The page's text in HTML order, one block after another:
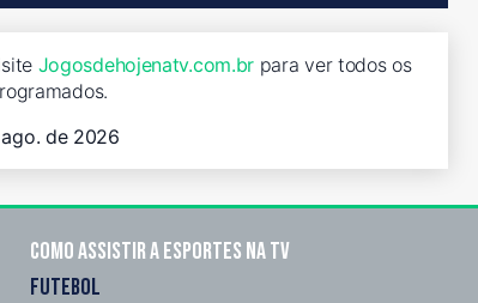
Jogosdehojenatv.com.br para ver todos os
de 2026
Como assistir a esportes na TV
FUTEBOL